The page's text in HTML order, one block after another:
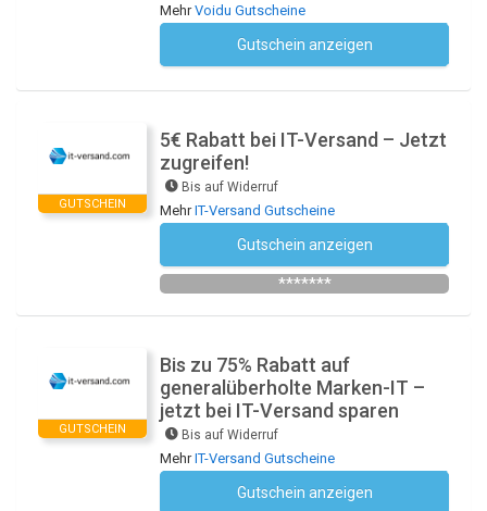
MehrVoidu Gutscheine
Gutschein anzeigen
GUTSCHEIN
5€ Rabatt bei IT-Versand – Jetzt
zugreifen!
Bis auf Widerruf
MehrIT-Versand Gutscheine
Gutschein anzeigen
*******
GUTSCHEIN
Bis zu 75% Rabatt auf
generalüberholte Marken-IT –
jetzt bei IT-Versand sparen
Bis auf Widerruf
MehrIT-Versand Gutscheine
Gutschein anzeigen